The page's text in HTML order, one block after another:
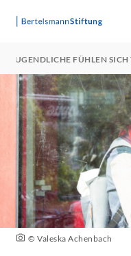
JUGENDLICHE FÜHLEN
© Valeska Achenbach